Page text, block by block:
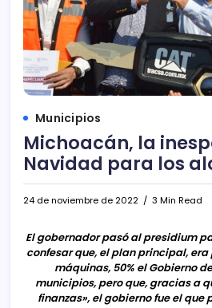
Municipios
Michoacán, la
Navidad para los
24 de noviembre de 2022 3 Min Read
El gobernador pasó al presidium
confesar que, el plan principal,
máquinas, 50% el Gobierno
municipios, pero que, gracias a
finanzas», el gobierno fue el que